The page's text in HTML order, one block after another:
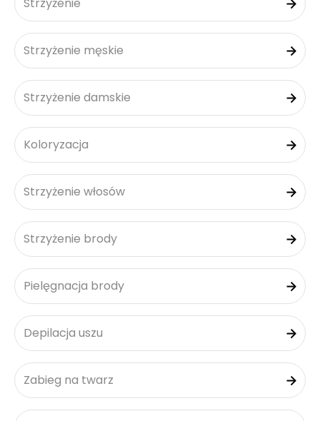
Strzyżenie męskie
Strzyżenie damskie
Koloryzacja
Strzyżenie włosów
Strzyżenie brody
Pielęgnacja brody
Depilacja uszu
Zabieg na twarz